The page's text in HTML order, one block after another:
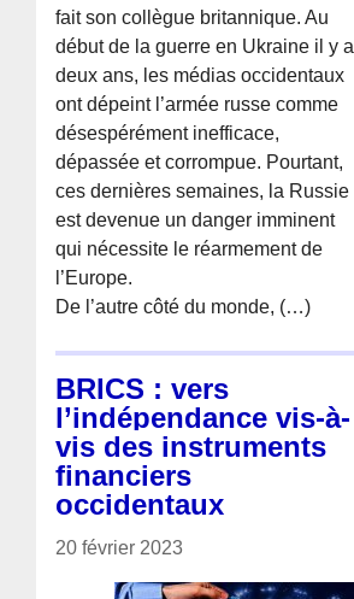
fait son collègue britannique. Au
début de la guerre en Ukraine il y a
deux ans, les médias occidentaux
ont dépeint l’armée russe comme
désespérément inefficace,
dépassée et corrompue. Pourtant,
ces dernières semaines, la Russie
est devenue un danger imminent
qui nécessite le réarmement de
l’Europe.
De l’autre côté du monde, (…)
BRICS : vers
l’indépendance vis-à-
vis des instruments
financiers
occidentaux
20 février 2023